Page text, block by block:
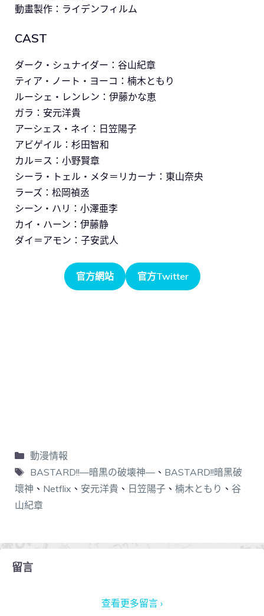
動畫製作：ライデンフィルム
CAST
ダーク・シュナイダー：谷山紀章
ティア・ノート・ヨーコ：楠木ともり
ルーシェ・レンレン：伊藤かな恵
ガラ：安元洋貴
アーシェス・ネイ：日笠陽子
アビゲイル：杉田智和
カル＝ス：小野賢章
シーラ・トェル・メタ＝リカーナ：東山奈央
ラーズ：松岡禎丞
シーン・ハリ：小澤亜李
カイ・ハーン：伊藤静
ダイ＝アモン：子安武人
官方網站 官方Twitter
動漫情報
BASTARD!!―暗黒の破壊神―、 BASTARD!!暗黑破
壞神 、 Netflix 、 安元洋貴 、 日笠陽子 、 楠木ともり 、 谷
山紀章
留言
查看更多留言 ›